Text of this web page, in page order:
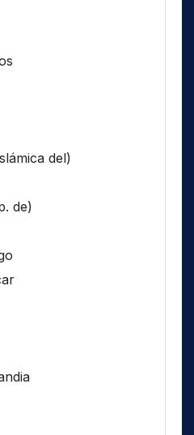
del)
de)